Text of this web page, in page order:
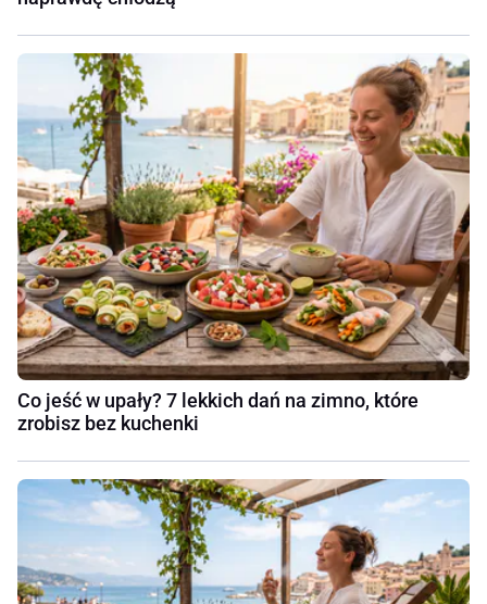
Co jeść w upały? 7 lekkich dań na zimno, które
zrobisz bez kuchenki